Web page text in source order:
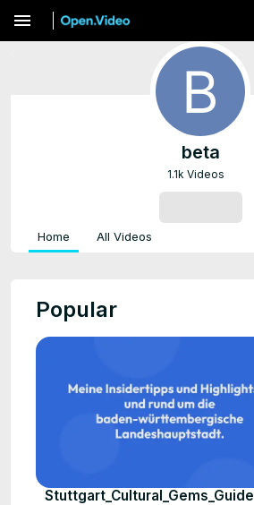
menu
beta
1.1k Videos
Home All Videos
Popular
Stuttgart_Cultural_Gems_Guide